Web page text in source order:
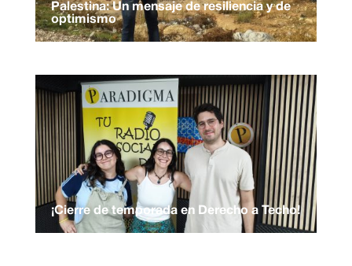
Palestina: Un mensaje de resiliencia y de
optimismo
¡Cierre de temporada en Derecho a Techo!